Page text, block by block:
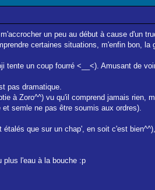
un peu au début à cause d'un
certaines situations, m'enfin bon, la
un coup fourré <__<). Amusant de
pas dramatique.
à Zoro^^) vu qu'il comprend jamais rien,
semle ne pas être soumis aux ordres).
que sur un chap', en soit c'est
plus l'eau à la bouche :p